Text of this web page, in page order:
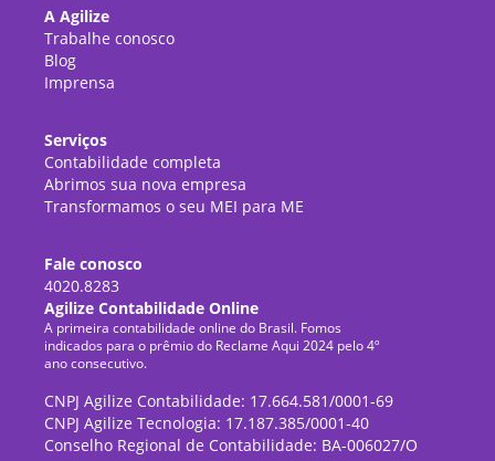
A Agilize
Trabalhe conosco
Blog
Imprensa
Serviços
Contabilidade completa
Abrimos sua nova empresa
Transformamos o seu MEI para ME
Fale conosco
4020.8283
Agilize Contabilidade Online
A primeira contabilidade online do Brasil. Fomos
indicados para o prêmio do Reclame Aqui 2024 pelo 4º
ano consecutivo.
CNPJ Agilize Contabilidade: 17.664.581/0001-69
CNPJ Agilize Tecnologia: 17.187.385/0001-40
Conselho Regional de Contabilidade: BA-006027/O